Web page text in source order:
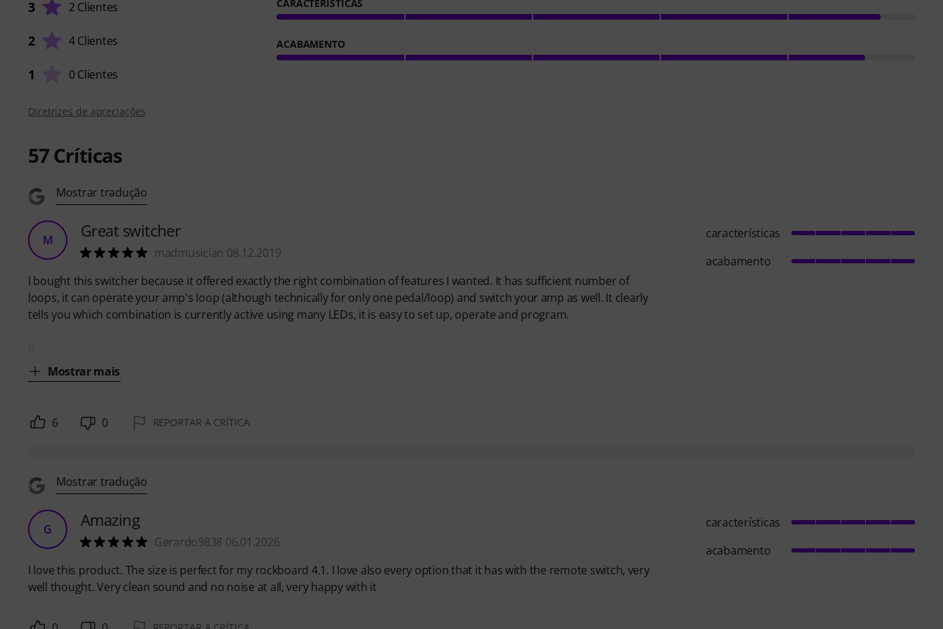
3 2 Clientes
2 4 Clientes
1 0 Clientes
CARACTERÍSTICAS
ACABAMENTO
Diretrizes de apreciações
57 Críticas
Mostrar tradução
M Great switcher
madmusician 08.12.2019
I bought this switcher because it offered exactly the right combination of features I wanted. It has sufficient number of
loops, it can operate your amp's loop (although technically for only one pedal/loop) and switch your amp as well. It clearly
tells you which combination is currently active using many LEDs, it is easy to set up, operate and program.
Mostrar mais
características
acabamento
6 0 REPORTAR A CRÍTICA
Mostrar tradução
G Amazing
Gerardo9838 06.01.2026
I love this product. The size is perfect for my rockboard 4.1. I love also every option that it has with the remote switch, very
well thought. Very clean sound and no noise at all, very happy with it
características
acabamento